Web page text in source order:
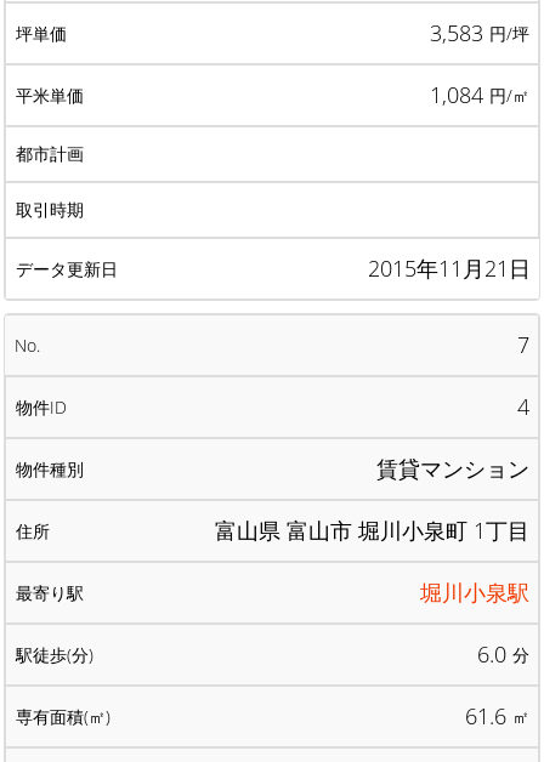
3,583 円/坪
1,084 円/㎡
2015年11月21日
7
4
賃貸マンション
富山県 富山市 堀川小泉町 1丁目
堀川小泉駅
6.0 分
61.6 ㎡